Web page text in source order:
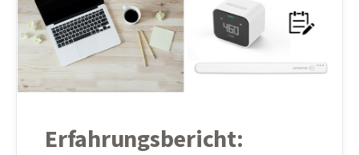
Erfahrungsbericht: